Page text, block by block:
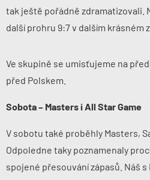
tak ještě pořádně zdramatizovali.
další prohru 9:7 v dalším krásném
Ve skupině se umisťujeme na
před Polskem.
Sobota – Masters i All Star Game
V sobotu také proběhly Masters,
Odpoledne taky poznamenaly
spojené přesouvání zápasů. Náš